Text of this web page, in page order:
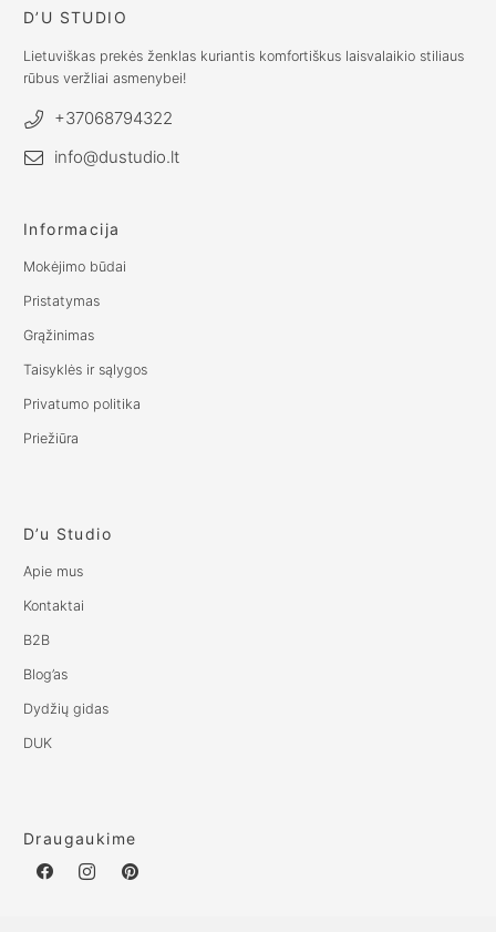
D’U STUDIO
Lietuviškas prekės ženklas kuriantis komfortiškus laisvalaikio stiliaus
rūbus veržliai asmenybei!
+37068794322
info@dustudio.lt
Informacija
Mokėjimo būdai
Pristatymas
Grąžinimas
Taisyklės ir sąlygos
Privatumo politika
Priežiūra
D’u Studio
Apie mus
Kontaktai
B2B
Blog’as
Dydžių gidas
DUK
Draugaukime